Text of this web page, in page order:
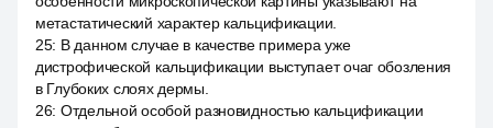
метастатический характер кальцификации.
25: В данном случае в качестве примера уже
дистрофической кальцификации выступает очаг обозления
в Глубоких слоях дермы.
26: Отдельной особой разновидностью кальцификации